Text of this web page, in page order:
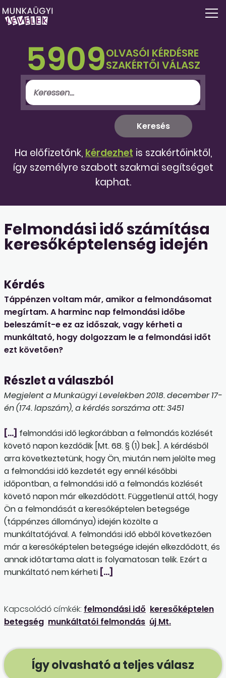
5909OLVASÓI KÉRDÉSRE
SZAKÉRTŐI VÁLASZ
Ha előfizetőnk, kérdezhet is szakértőinktől,
így személyre szabott szakmai segítséget
kaphat.
Felmondási idő számítása
keresőképtelenség idején
Kérdés
Táppénzen voltam már, amikor a felmondásomat
megírtam. A harminc nap felmondási időbe
beleszámít-e ez az időszak, vagy kérheti a
munkáltató, hogy dolgozzam le a felmondási időt
ezt követően?
Részlet a válaszból
Megjelent a Munkaügyi Levelekben 2018. december 17-
én (174. lapszám), a kérdés sorszáma ott: 3451
[…] felmondási idő legkorábban a felmondás közlését
követő napon kezdődik [Mt. 68. § (1) bek.]. A kérdésből
arra következtetünk, hogy Ön, miután nem jelölte meg
a felmondási idő kezdetét egy ennél későbbi
időpontban, a felmondási idő a felmondás közlését
követő napon már elkezdődött. Függetlenül attól, hogy
Ön a felmondását a keresőképtelen betegsége
(táppénzes állománya) idején közölte a
munkáltatójával. A felmondási idő ebből következően
már a keresőképtelen betegsége idején elkezdődött, és
annak időtartama alatt is folyamatosan telik. Ezért a
munkáltató nem kérheti […]
Kapcsolódó címkék: felmondási idő keresőképtelen
betegség munkáltatói felmondás új Mt.
Így olvasható a teljes válasz